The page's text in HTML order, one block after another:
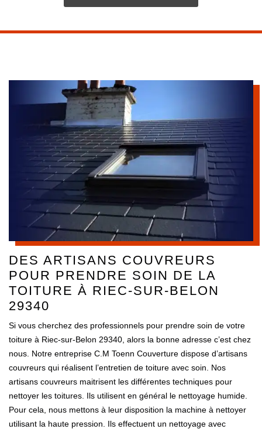
DES ARTISANS COUVREURS
POUR PRENDRE SOIN DE LA
TOITURE À RIEC-SUR-BELON
29340
Si vous cherchez des professionnels pour prendre soin de votre
toiture à Riec-sur-Belon 29340, alors la bonne adresse c’est chez
nous. Notre entreprise C.M Toenn Couverture dispose d’artisans
couvreurs qui réalisent l’entretien de toiture avec soin. Nos
artisans couvreurs maitrisent les différentes techniques pour
nettoyer les toitures. Ils utilisent en général le nettoyage humide.
Pour cela, nous mettons à leur disposition la machine à nettoyer
utilisant la haute pression. Ils effectuent un nettoyage avec